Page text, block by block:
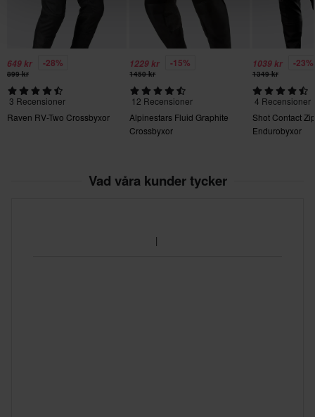
301 x 427 x 90 mm
649 kr -28%
899 kr
3 Recensioner
Raven RV-Two Crossbyxor
1229 kr -15%
1450 kr
12 Recensioner
Alpinestars Fluid Graphite
Crossbyxor
1039 kr -23%
1349 kr
4 Recensioner
Shot Contact Zip
Endurobyxor
Vad våra kunder tycker